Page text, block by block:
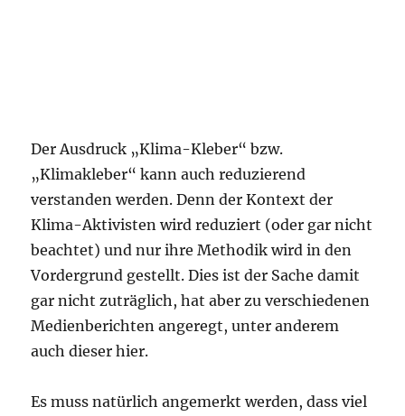
Der Ausdruck „Klima-Kleber“ bzw.
„Klimakleber“ kann auch reduzierend
verstanden werden. Denn der Kontext der
Klima-Aktivisten wird reduziert (oder gar nicht
beachtet) und nur ihre Methodik wird in den
Vordergrund gestellt. Dies ist der Sache damit
gar nicht zuträglich, hat aber zu verschiedenen
Medienberichten angeregt, unter anderem
auch dieser hier.
Es muss natürlich angemerkt werden, dass viel